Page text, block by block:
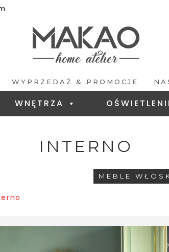
WYPRZEDAŻ & PROMOCJE
WNĘTRZA
INTERNO
MEBLE